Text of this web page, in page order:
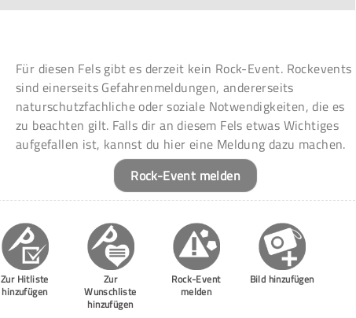
Für diesen Fels gibt es derzeit kein Rock-Event. Rockevents
sind einerseits Gefahrenmeldungen, andererseits
naturschutzfachliche oder soziale Notwendigkeiten, die es
zu beachten gilt. Falls dir an diesem Fels etwas Wichtiges
aufgefallen ist, kannst du hier eine Meldung dazu machen.
Rock-Event melden
Zur Hitliste
hinzufügen
Zur
Wunschliste
hinzufügen
Rock-Event
melden
Bild hinzufügen